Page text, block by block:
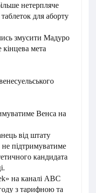
нетерпляче
для аборту
змусити Мадуро
мета
Венса на
від штату
підтримуватиме
кандидата
на каналі ABC
з тарифною та